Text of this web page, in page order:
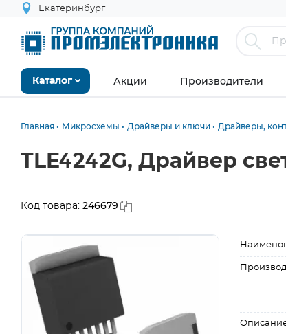
Екатеринбург
Каталог Акции Производители
Главная Микросхемы Драйверы и ключи Драйверы,
TLE4242G, Драйвер
Код товара: 246679